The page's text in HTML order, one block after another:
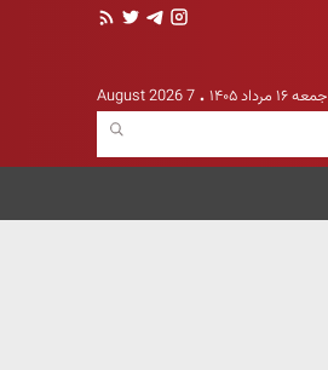
جمعه ۱۶ مرداد ۱۴۰۵ 7 August 2026